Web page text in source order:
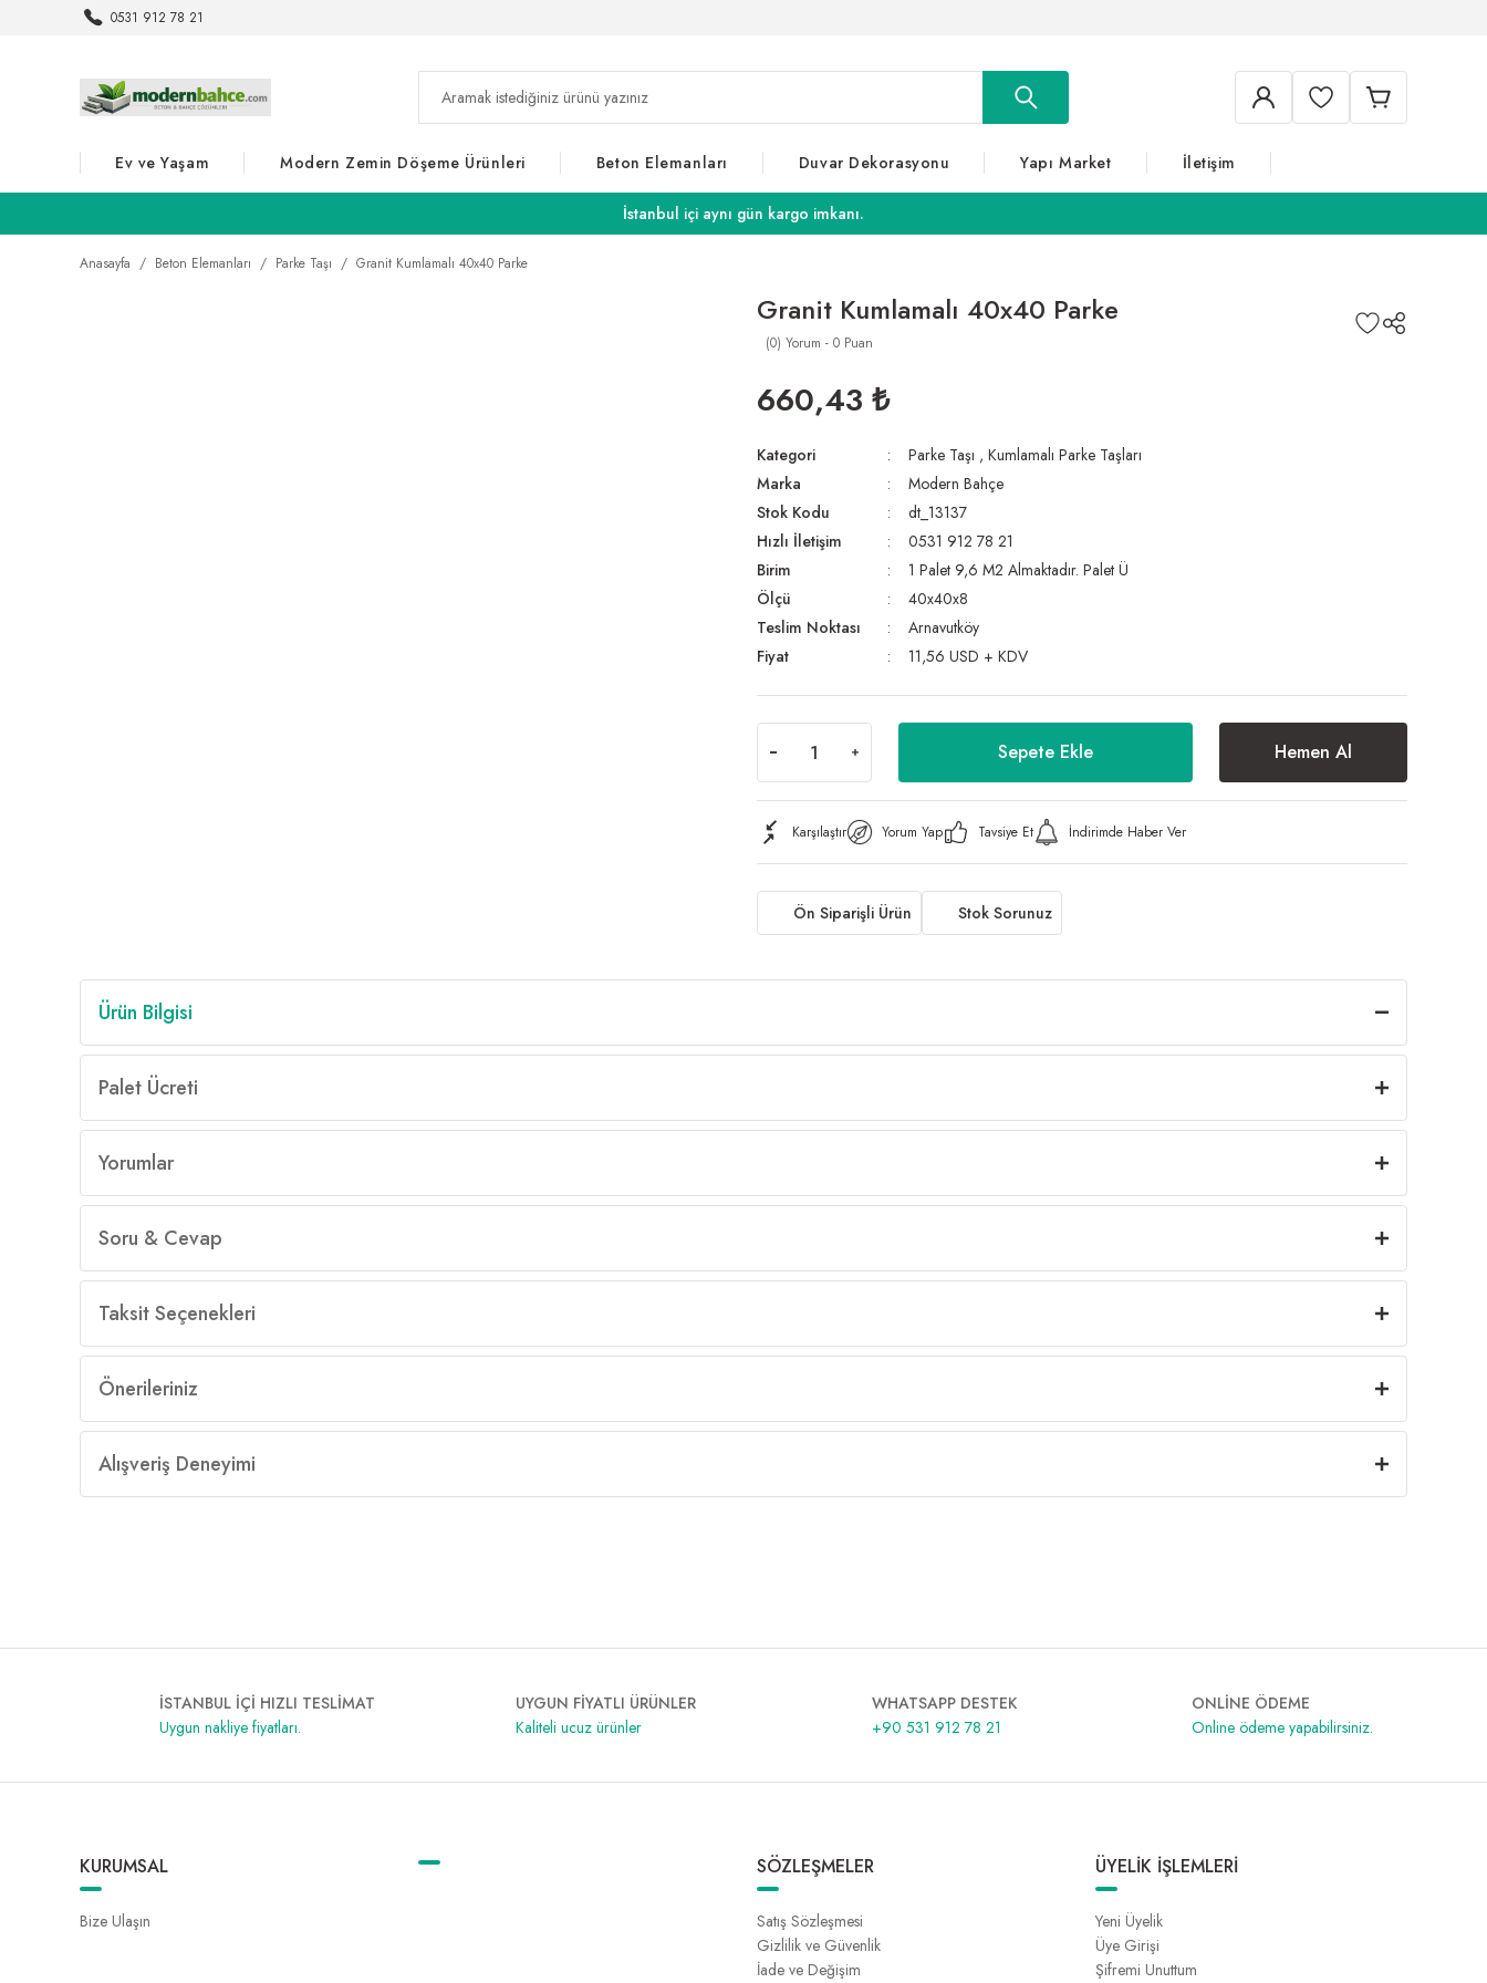
0531 912 78 21
Ev ve Yaşam Modern Zemin Döşeme Ürünleri Beton Elemanları Duvar Dekorasyonu Yapı Market İletişim
İstanbul içi aynı gün kargo imkanı.
Anasayfa Beton Elemanları Parke Taşı Granit Kumlamalı 40x40 Parke
Granit Kumlamalı 40x40 Parke
(0) Yorum - 0 Puan
660,43 ₺
Kategori Parke Taşı , Kumlamalı Parke Taşları
Marka
Modern Bahçe
Stok Kodu
dt_13137
Hızlı İletişim
0531 912 78 21
Birim
1 Palet 9,6 M2 Almaktadır. Palet Ü
Ölçü
40x40x8
Teslim Noktası
Arnavutköy
Fiyat
11,56 USD + KDV
Sepete Ekle Hemen Al
Karşılaştır Yorum Yap Tavsiye Et İndirimde Haber Ver
Ön Siparişli Ürün Stok Sorunuz
Ürün Bilgisi
Palet Ücreti
Yorumlar
Soru & Cevap
Taksit Seçenekleri
Önerileriniz
Alışveriş Deneyimi
İSTANBUL İÇİ HIZLI TESLİMAT
Uygun nakliye fiyatları.
UYGUN FİYATLI ÜRÜNLER
Kaliteli ucuz ürünler
WHATSAPP DESTEK
+90 531 912 78 21
ONLİNE ÖDEME
Online ödeme yapabilirsiniz.
KURUMSAL
Bize Ulaşın
SÖZLEŞMELER
Satış Sözleşmesi
Gizlilik ve Güvenlik
İade ve Değişim
ÜYELİK İŞLEMLERİ
Yeni Üyelik
Üye Girişi
Şifremi Unuttum